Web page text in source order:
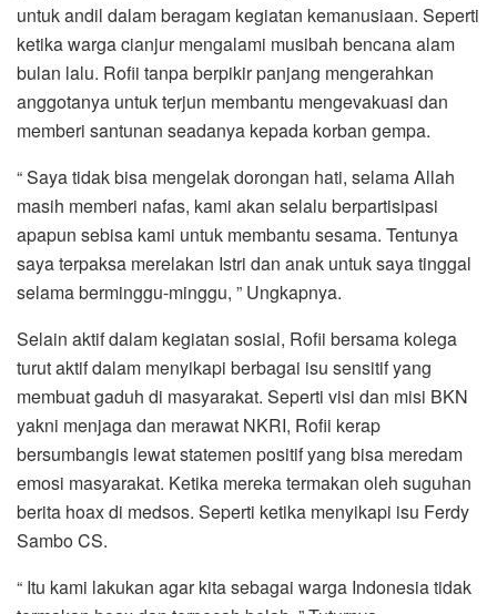
untuk andil dalam beragam kegiatan kemanusiaan. Seperti
ketika warga cianjur mengalami musibah bencana alam
bulan lalu. Rofii tanpa berpikir panjang mengerahkan
anggotanya untuk terjun membantu mengevakuasi dan
memberi santunan seadanya kepada korban gempa.
“ Saya tidak bisa mengelak dorongan hati, selama Allah
masih memberi nafas, kami akan selalu berpartisipasi
apapun sebisa kami untuk membantu sesama. Tentunya
saya terpaksa merelakan Istri dan anak untuk saya tinggal
selama berminggu-minggu, ” Ungkapnya.
Selain aktif dalam kegiatan sosial, Rofii bersama kolega
turut aktif dalam menyikapi berbagai isu sensitif yang
membuat gaduh di masyarakat. Seperti visi dan misi BKN
yakni menjaga dan merawat NKRI, Rofii kerap
bersumbangis lewat statemen positif yang bisa meredam
emosi masyarakat. Ketika mereka termakan oleh suguhan
berita hoax di medsos. Seperti ketika menyikapi isu Ferdy
Sambo CS.
“ Itu kami lakukan agar kita sebagai warga Indonesia tidak